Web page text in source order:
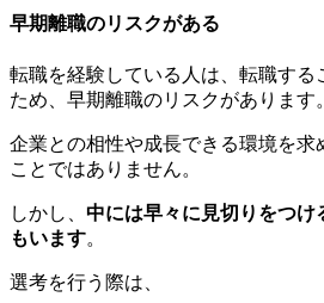
早期離職のリスクがある
転職を経験している人は、転職する
ため、早期離職のリスクがあります。
企業との相性や成長できる環境を求
ことではありません。
しかし、 中には早々に見切りをつけ
もいます。
選考を行う際は、